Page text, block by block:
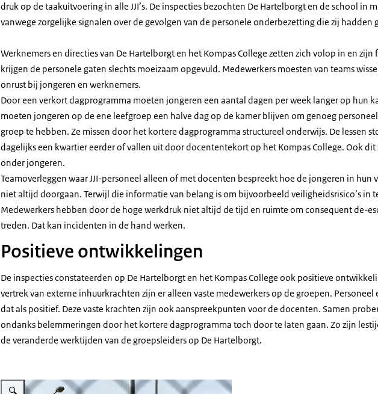
druk op de taakuitvoering in alle JJI’s. De inspecties bezochten De Hartelborgt en de school in
vanwege zorgelijke signalen over de gevolgen van de personele onderbezetting die zij hadden
Werknemers en directies van De Hartelborgt en het Kompas College zetten zich volop in en zijn
krijgen de personele gaten slechts moeizaam opgevuld. Medewerkers moesten van teams
onrust bij jongeren en werknemers.
Door een verkort dagprogramma moeten jongeren een aantal dagen per week langer op hun
moeten jongeren op de ene leefgroep een halve dag op de kamer blijven om genoeg
groep te hebben. Ze missen door het kortere dagprogramma structureel onderwijs. De lessen
dagelijks een kwartier eerder of vallen uit door docententekort op het Kompas College. Ook dit
onder jongeren.
Teamoverleggen waar JJI-personeel alleen of met docenten bespreekt hoe de jongeren in hun
niet altijd doorgaan. Terwijl die informatie van belang is om bijvoorbeeld veiligheidsrisico’s in
Medewerkers hebben door de hoge werkdruk niet altijd de tijd en ruimte om consequent de-
treden. Dat kan incidenten in de hand werken.
Positieve ontwikkelingen
De inspecties constateerden op De Hartelborgt en het Kompas College ook positieve
vertrek van externe inhuurkrachten zijn er alleen vaste medewerkers op de groepen. Personeel
dat als positief. Deze vaste krachten zijn ook aanspreekpunten voor de docenten. Samen
ondanks belemmeringen door het kortere dagprogramma toch door te laten gaan. Zo zijn
de veranderde werktijden van de groepsleiders op De Hartelborgt.
Vergroot afbeelding Penitentaire inrichting